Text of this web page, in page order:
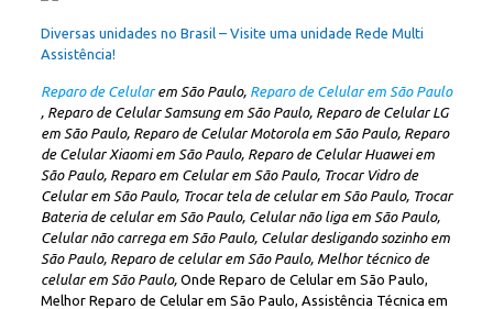
Diversas unidades no Brasil – Visite uma unidade Rede Multi
Assistência!
Reparo de Celularem São Paulo, Reparo de Celular em São Paulo
, Reparo de Celular Samsung em São Paulo, Reparo de Celular LG
em São Paulo, Reparo de Celular Motorola em São Paulo, Reparo
de Celular Xiaomi em São Paulo, Reparo de Celular Huawei em
São Paulo, Reparo em Celular em São Paulo, Trocar Vidro de
Celular em São Paulo, Trocar tela de celular em São Paulo, Trocar
Bateria de celular em São Paulo, Celular não liga em São Paulo,
Celular não carrega em São Paulo, Celular desligando sozinho em
São Paulo, Reparo de celular em São Paulo, Melhor técnico de
celular em São Paulo,Onde Reparo de Celular em São Paulo,
Melhor Reparo de Celular em São Paulo, Assistência Técnica em